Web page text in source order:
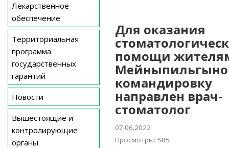
Лекарственное
обеспечение
Территориальная
программа
государственных
гарантий
Новости
Вышестоящие и
контролирующие
органы
Для оказания
помощи
командировку
направлен врач-
стоматолог
07.06.2022
Просмотры: 585